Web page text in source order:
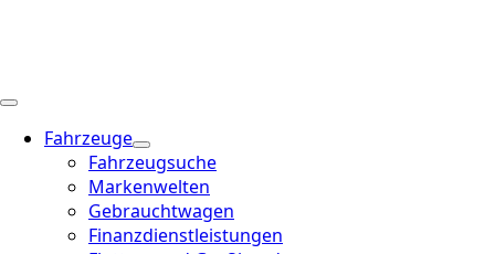
Fahrzeuge
Fahrzeugsuche
Markenwelten
Gebrauchtwagen
Finanzdienstleistungen